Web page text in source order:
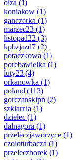
olza (1)
koniakow (1)
ganczorka (1)
marzec23 (1)
listopad22 (3)
kpbzjazd7 (2)
potaczkowa (1)
porebawielka (1)
luty23 (4)
orkanowka (1)
poland (113)
gorczanskipn (2)
szklarnia (1)
dzielec (1)
dalnagora (1)
przeleczjaworzyce (1)
czoloturbacza (1)
przeleczborek (1)